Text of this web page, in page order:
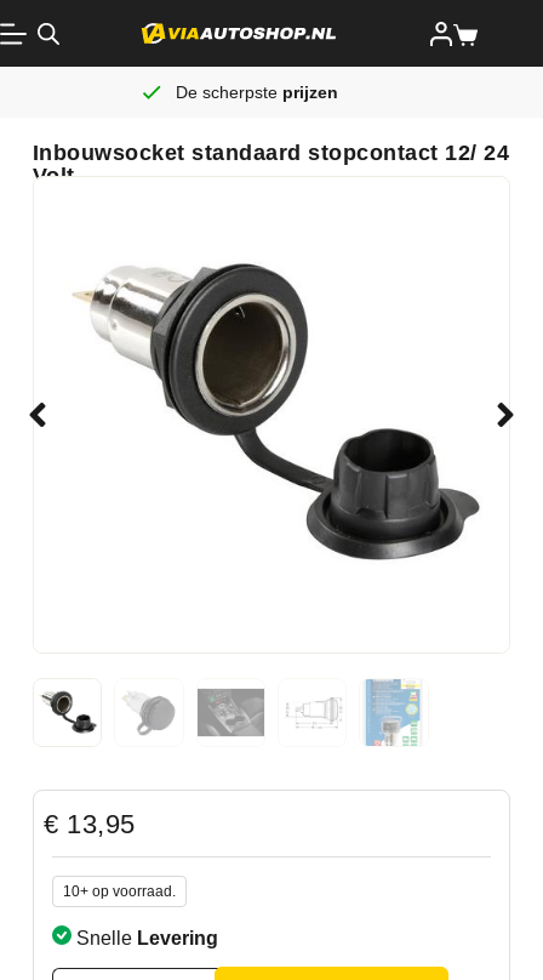
De scherpsteprijzen
Inbouwsocket standaard stopcontact 12/ 24
Volt
€ 13,95
10+ op voorraad.
Snelle Levering